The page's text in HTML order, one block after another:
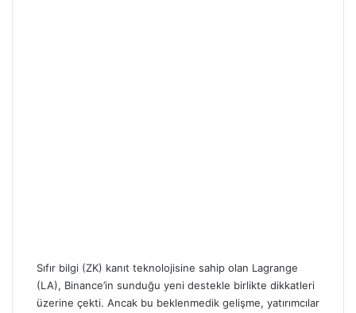
Sıfır bilgi (ZK) kanıt teknolojisine sahip olan Lagrange
(LA), Binance’in sunduğu yeni destekle birlikte dikkatleri
üzerine çekti. Ancak bu beklenmedik gelişme, yatırımcılar